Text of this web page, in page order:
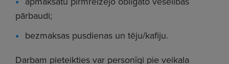
pārbaudi;
bezmaksas pusdienas un tēju/kafiju.
Darbam pieteikties var personīgi pie veikala